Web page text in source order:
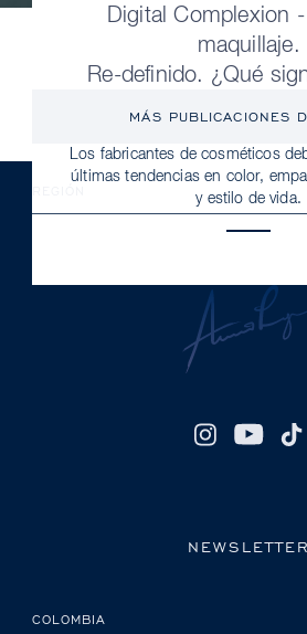
Digital Complexion
maquillaje.
Re-definido. ¿Qué
El mundo del maquillaje
Los fabricantes de cosméticos
últimas tendencias en color,
y estilo de vida.
MÁS PUBLICACIONES
NEWSLETTER